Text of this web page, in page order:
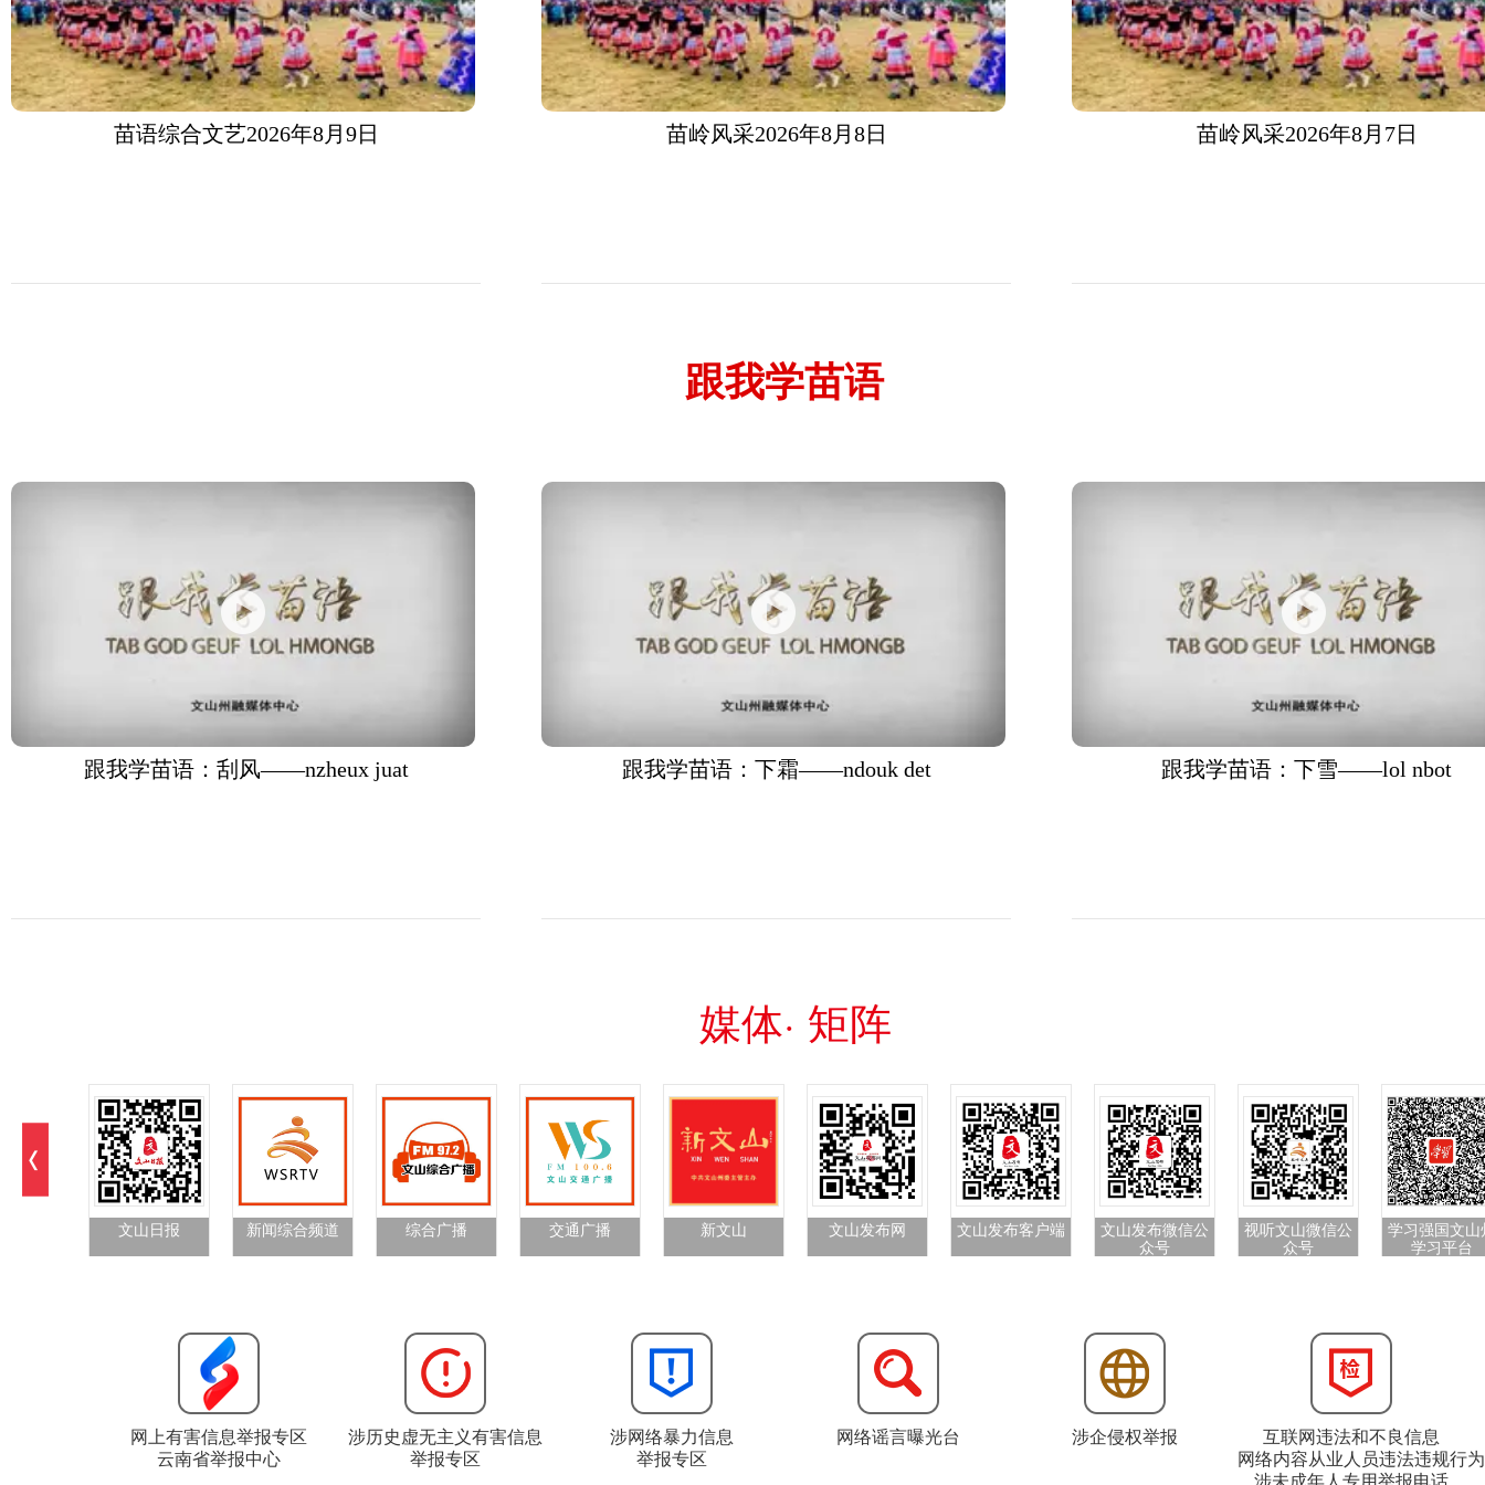
苗语综合文艺2026年8月9日 苗岭风采2026年8月8日 苗岭风采2026年8月7日
跟我学苗语
跟我学苗语：刮风——nzheux juat 跟我学苗语：下霜——ndouk det 跟我学苗语：下雪——lol nbot
媒体· 矩阵
文山日报 新闻综合频道 综合广播 交通广播 新文山 文山发布网 文山发布客户端
文山发布微信公
众号
视听文山微信公
众号
学习强国文山
学习平台
网上有害信息举报专区
云南省举报中心
涉历史虚无主义有害信息
举报专区
涉网络暴力信息
举报专区
网络谣言曝光台 涉企侵权举报
互联网违法和不良信息
网络内容从业人员违法违规行为